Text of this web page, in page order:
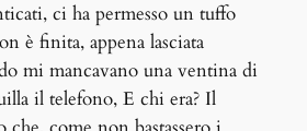
ci ha permesso un tuffo
è finita, appena lasciata
mi mancavano una ventina di
il telefono, E chi era? Il